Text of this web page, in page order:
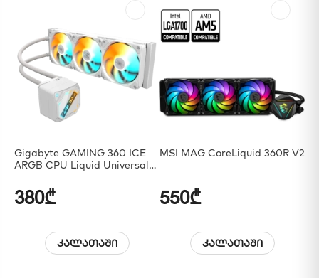
Gigabyte GAMING 360 ICE
ARGB CPU Liquid Universal
380₾
კალათაში
MSI MAG CoreLiquid 360R V2
550₾
კალათაში